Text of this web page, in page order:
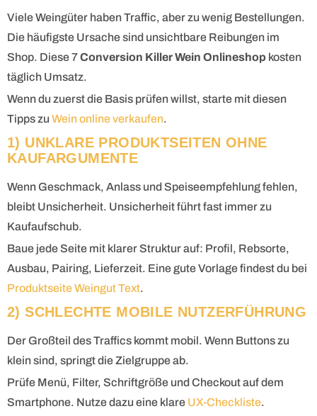
Viele Weingüter haben Traffic, aber zu wenig Bestellungen.
Die häufigste Ursache sind unsichtbare Reibungen im
Shop. Diese 7Conversion Killer Wein Onlineshop kosten
täglich Umsatz.
Wenn du zuerst die Basis prüfen willst, starte mit diesen
Tipps zu Wein online verkaufen.
1) UNKLARE PRODUKTSEITEN OHNE
KAUFARGUMENTE
Wenn Geschmack, Anlass und Speiseempfehlung fehlen,
bleibt Unsicherheit. Unsicherheit führt fast immer zu
Kaufaufschub.
Baue jede Seite mit klarer Struktur auf: Profil, Rebsorte,
Ausbau, Pairing, Lieferzeit. Eine gute Vorlage findest du bei
Produktseite Weingut Text.
2) SCHLECHTE MOBILE NUTZERFÜHRUNG
Der Großteil des Traffics kommt mobil. Wenn Buttons zu
klein sind, springt die Zielgruppe ab.
Prüfe Menü, Filter, Schriftgröße und Checkout auf dem
Smartphone. Nutze dazu eine klare UX-Checkliste.